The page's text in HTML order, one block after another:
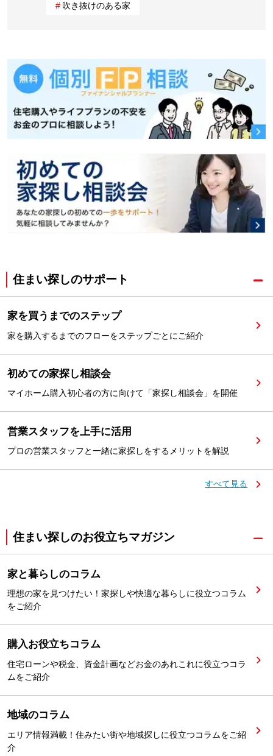
吹き抜けのある家
住まい探しのサポート
家を買うまでのステップ
家を購入するまでのフローをステップごとにご紹介
初めての家探し相談会
マイホーム購入初心者の方に向けて「家探し相談会」を開催
営業スタッフを上手に活用
プロの営業スタッフと一緒に家探しをするメリットを解説
すべて見る
住まい探しのお役立ちマガジン
家と暮らしのコラム
理想の家を見つけたい！家探しや快適な暮らしに役立つコラム
をご紹介
購入お役立ちコラム
住宅ローンや税金、資金計画などお金のあれこれに役立つコラ
ムをご紹介
地域のコラム
エリア情報満載！住みたい街や地域探しに役立つコラムをご紹
介